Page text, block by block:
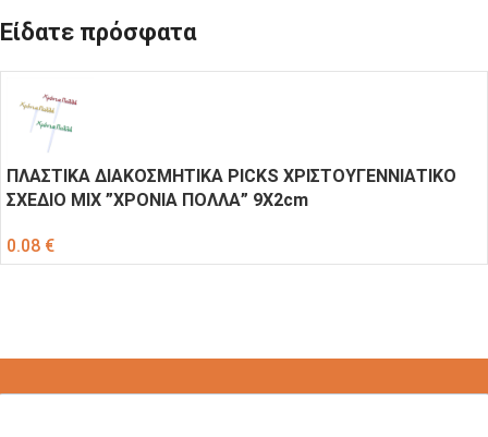
Είδατε πρόσφατα
ΠΛΑΣΤΙΚΑ ΔΙΑΚΟΣΜΗΤΙΚΑ PICKS ΧΡΙΣΤΟΥΓΕΝΝΙΑΤΙΚΟ
ΣΧΕΔΙΟ ΜΙΧ ”ΧΡΟΝΙΑ ΠΟΛΛΑ” 9Χ2cm
0.08 €